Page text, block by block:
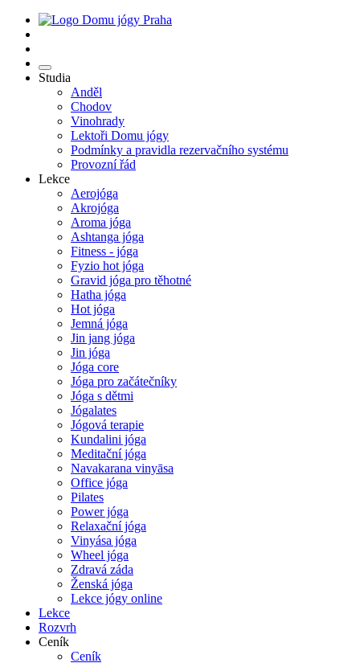
Studia
Anděl
Chodov
Vinohrady
Lektoři Domu jógy
Podmínky a pravidla rezervačního systému
Provozní řád
Lekce
Aerojóga
Akrojóga
Aroma jóga
Ashtanga jóga
Fitness - jóga
Fyzio hot jóga
Gravid jóga pro těhotné
Hatha jóga
Hot jóga
Jemná jóga
Jin jang jóga
Jin jóga
Jóga core
Jóga pro začátečníky
Jóga s dětmi
Jógalates
Jógová terapie
Kundalini jóga
Meditační jóga
Navakarana vinyāsa
Office jóga
Pilates
Power jóga
Relaxační jóga
Vinyása jóga
Wheel jóga
Zdravá záda
Ženská jóga
Lekce jógy online
Lekce
Rozvrh
Ceník
Ceník